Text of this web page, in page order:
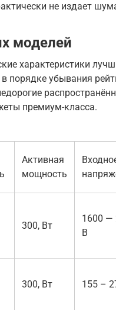
не издает
моделей
характеристики
порядке убывания
премиум-класса.
Активная
мощность
300, Вт
1600 —
В
300, Вт 155 –